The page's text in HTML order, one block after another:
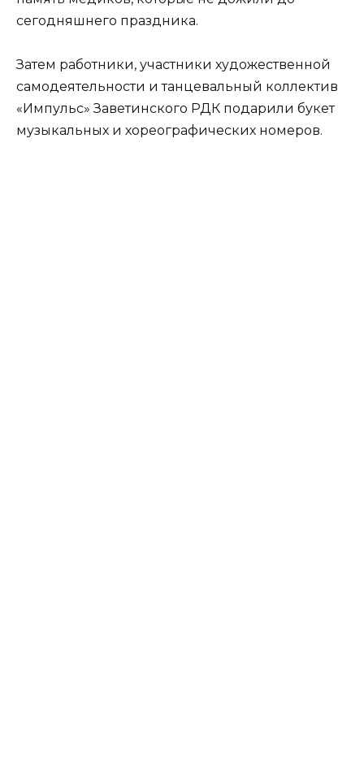
сегодняшнего праздника.
Затем работники, участники художественной
самодеятельности и танцевальный коллектив
«Импульс» Заветинского РДК подарили букет
музыкальных и хореографических номеров.